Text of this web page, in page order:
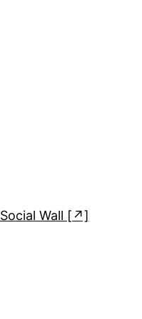
Social Wall [↗]